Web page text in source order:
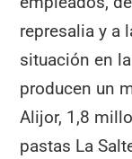
represalia y a
situación en
producen un
Alijor, 1,8
pastas La